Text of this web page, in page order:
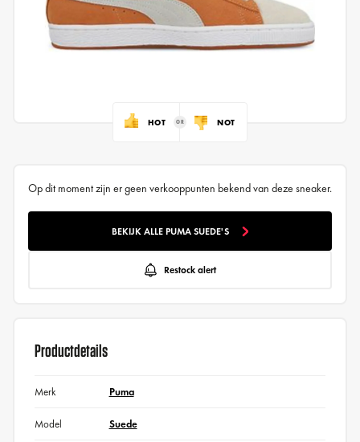
HOT NOT
Op dit moment zijn er geen verkooppunten bekend van deze sneaker.
BEKIJK ALLE PUMA SUEDE'S
Restock alert
Productdetails
Merk Puma
Model Suede